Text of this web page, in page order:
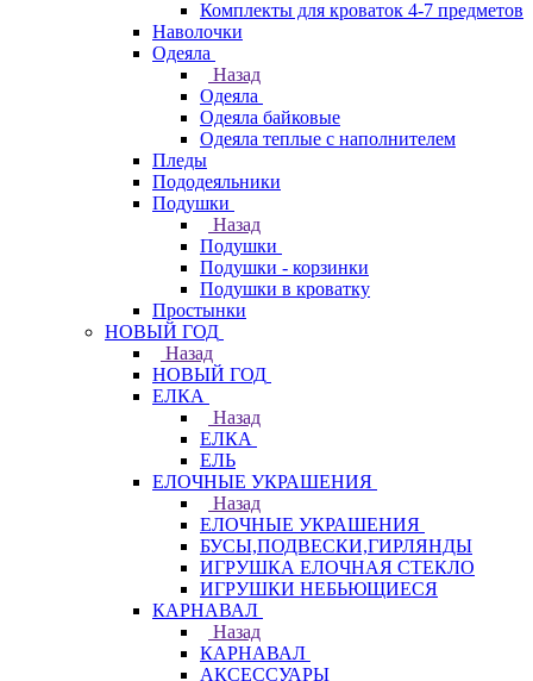
Комплекты для кроваток 4-7 предметов
Наволочки
Одеяла
Назад
Одеяла
Одеяла байковые
Одеяла теплые с наполнителем
Пледы
Пододеяльники
Подушки
Назад
Подушки
Подушки - корзинки
Подушки в кроватку
Простынки
НОВЫЙ ГОД
Назад
НОВЫЙ ГОД
ЕЛКА
Назад
ЕЛКА
ЕЛЬ
ЕЛОЧНЫЕ УКРАШЕНИЯ
Назад
ЕЛОЧНЫЕ УКРАШЕНИЯ
БУСЫ,ПОДВЕСКИ,ГИРЛЯНДЫ
ИГРУШКА ЕЛОЧНАЯ СТЕКЛО
ИГРУШКИ НЕБЬЮЩИЕСЯ
КАРНАВАЛ
Назад
КАРНАВАЛ
АКСЕССУАРЫ